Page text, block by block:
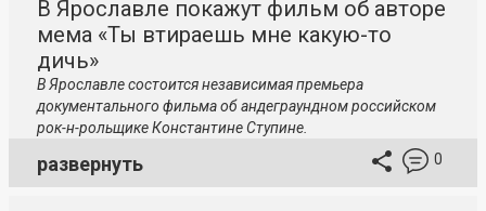
В Ярославле покажут фильм об авторе
мема «Ты втираешь мне какую-то
дичь»
В Ярославле состоится независимая премьера
документального фильма об андеграундном российском
рок-н-рольщике Константине Ступине.
развернуть 0